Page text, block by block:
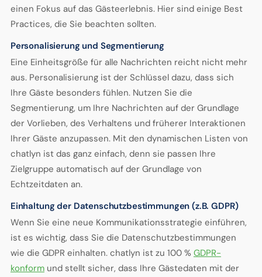
einen Fokus auf das Gästeerlebnis. Hier sind einige Best
Practices, die Sie beachten sollten.
Personalisierung und Segmentierung
Eine Einheitsgröße für alle Nachrichten reicht nicht mehr
aus. Personalisierung ist der Schlüssel dazu, dass sich
Ihre Gäste besonders fühlen. Nutzen Sie die
Segmentierung, um Ihre Nachrichten auf der Grundlage
der Vorlieben, des Verhaltens und früherer Interaktionen
Ihrer Gäste anzupassen. Mit den dynamischen Listen von
chatlyn ist das ganz einfach, denn sie passen Ihre
Zielgruppe automatisch auf der Grundlage von
Echtzeitdaten an.
Einhaltung der Datenschutzbestimmungen (z.B. GDPR)
Wenn Sie eine neue Kommunikationsstrategie einführen,
ist es wichtig, dass Sie die Datenschutzbestimmungen
wie die GDPR einhalten. chatlyn ist zu 100 % GDPR-
konformund stellt sicher, dass Ihre Gästedaten mit der